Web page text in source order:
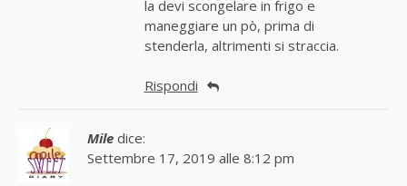
la devi scongelare in frigo e
maneggiare un pò, prima di
stenderla, altrimenti si straccia.
Rispondi
Mile dice:
Settembre 17, 2019 alle 8:12 pm